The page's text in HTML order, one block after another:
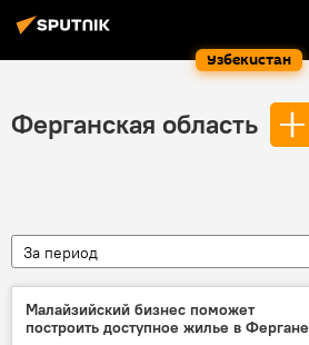
Узбекистан
Ферганская область
За период
Малайзийский бизнес поможет
построить доступное жилье в Фергане